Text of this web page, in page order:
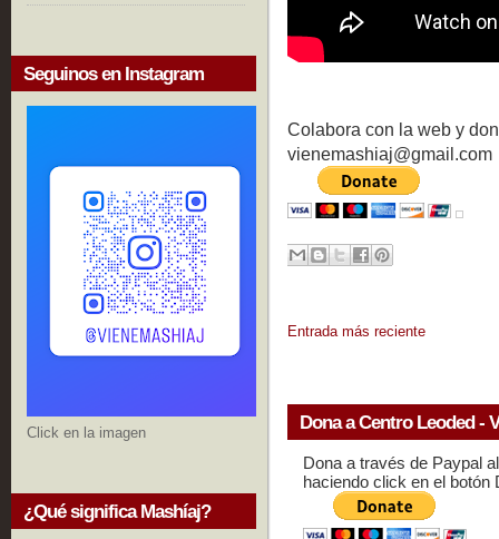
Seguinos en Instagram
Click en la imagen
¿Qué significa Mashíaj?
Colabora con la web y
vienemashiaj@gmail.com
Entrada más reciente
Dona a Centro Leoded -
Dona a través de Paypal
haciendo click en el botón